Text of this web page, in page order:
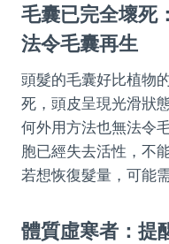
毛囊已完全壞死
法令毛囊再生
頭髮的毛囊好比植物
死，頭皮呈現光滑狀
何外用方法也無法令
胞已經失去活性，不
若想恢復髮量，可能
體質虛寒者：提